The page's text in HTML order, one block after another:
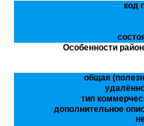
код
Особенности
общая
тип
дополнительное